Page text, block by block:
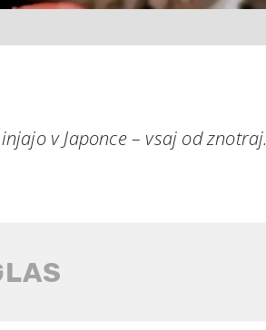
v Japonce – vsaj od znotraj.